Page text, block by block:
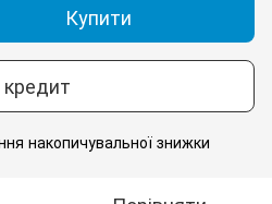
Купити
накопичувальної знижки